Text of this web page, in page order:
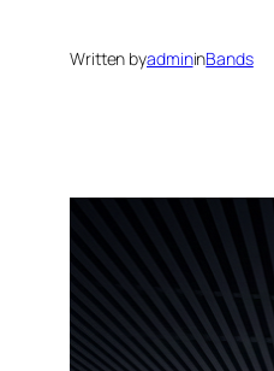
Written byadmininBands